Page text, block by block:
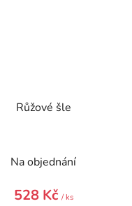
Růžové šle
Na objednání
528 Kč / ks